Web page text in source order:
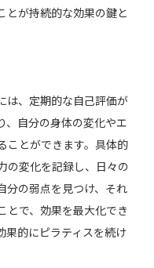
とが持続的な効果の鍵と
は、定期的な自己評価が
、自分の身体の変化やエ
ことができます。具体的
の変化を記録し、日々の
分の弱点を見つけ、それ
とで、効果を最大化でき
果的にピラティスを続け